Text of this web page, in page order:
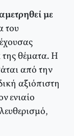
με
του
θέματα. Η
από την
αξιόπιστη
ενιαίο